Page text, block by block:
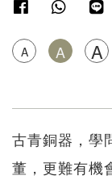
A A A
古青銅器，學
董，更難有機